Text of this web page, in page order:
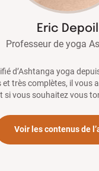
Eric Depoil
Professeur de yoga
d’Ashtanga yoga
très complètes, il vous
si vous souhaitez vous
Voir les contenus de